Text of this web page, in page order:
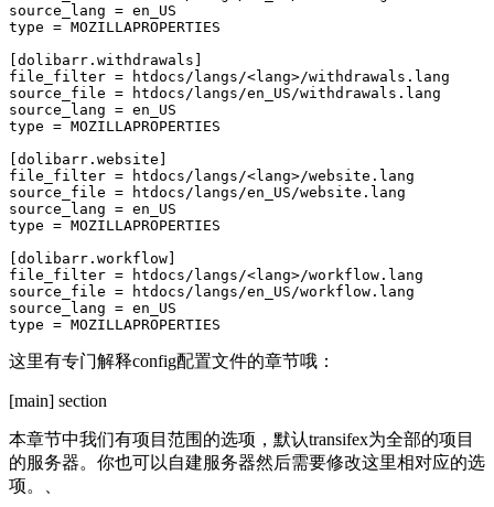
source_lang = en_US
type = MOZILLAPROPERTIES
[dolibarr.withdrawals]
file_filter =
htdocs/langs/<lang>/withdrawals.lang
source_file =
htdocs/langs/en_US/withdrawals.lang
source_lang = en_US
type = MOZILLAPROPERTIES
[dolibarr.website]
file_filter =
htdocs/langs/<lang>/website.lang
source_file =
htdocs/langs/en_US/website.lang
source_lang = en_US
type = MOZILLAPROPERTIES
[dolibarr.workflow]
file_filter =
htdocs/langs/<lang>/workflow.lang
source_file =
htdocs/langs/en_US/workflow.lang
source_lang = en_US
type = MOZILLAPROPERTIES
这里有专门解释config配置文件的章节哦：
[main] section
本章节中我们有项目范围的选项，默认transifex为全部的项目
的服务器。你也可以自建服务器然后需要修改这里相对应的选
项。、